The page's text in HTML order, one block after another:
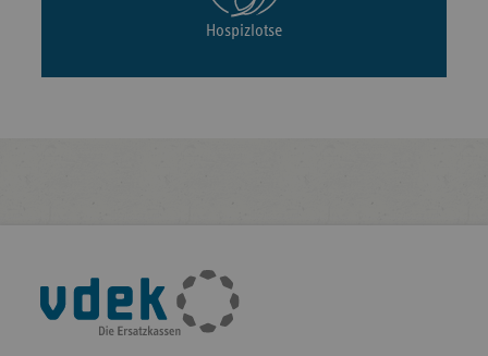
Hospizlotse
Fußleisten-
Navigation